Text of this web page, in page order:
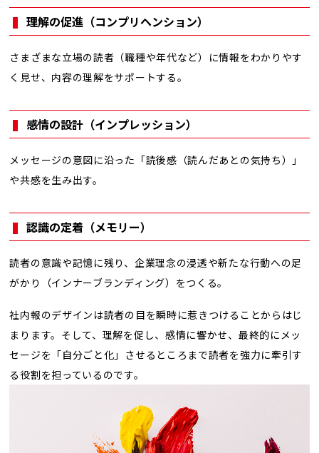
理解の促進（コンプリヘンション）
さまざまな立場の読者（職種や年代など）に情報をわかりやす
く見せ、内容の理解をサポートする。
感情の設計（インプレッション）
メッセージの意図に沿った「読後感（読んだあとの気持ち）」
や共感を生み出す。
認識の定着（メモリー）
読者の意識や記憶に残り、企業理念の浸透や新たな行動への足
がかり（インナーブランディング）をつくる。
社内報のデザインは読者の目を瞬時に惹きつけることからはじ
まります。そして、理解を促し、感情に響かせ、最終的にメッ
セージを「自分ごと化」させるところまで読者を強力に牽引す
る役割を担っているのです。